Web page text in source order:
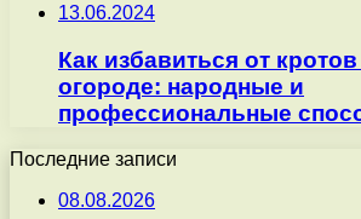
13.06.2024
Как избавиться от
огороде: народные и
профессиональные
Последние записи
08.08.2026